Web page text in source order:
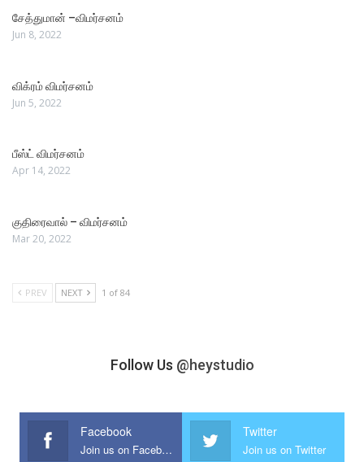
சேத்துமான் –விமர்சனம்
Jun 8, 2022
விக்ரம் விமர்சனம்
Jun 5, 2022
பீஸ்ட் விமர்சனம்
Apr 14, 2022
குதிரைவால் – விமர்சனம்
Mar 20, 2022
PREV NEXT 1 of 84
Follow Us @heystudio
Facebook
Join us on Facebook
Twitter
Join us on Twitter